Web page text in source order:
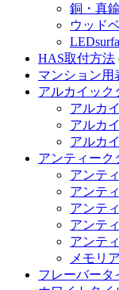
銅・真
ウッド
HAS取付方法
マンション用
アルカイック
アルカ
アルカ
アルカ
アンティーク
アンテ
アンテ
アンテ
アンテ
アンテ
メモリ
フレーバータ